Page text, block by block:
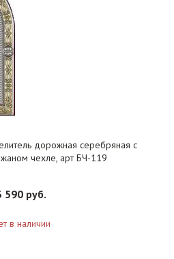
дорожная серебряная с
чехле, арт БЧ-119
590 руб.
в наличии